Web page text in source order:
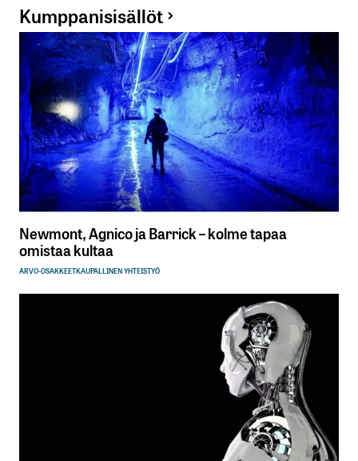
Kumppanisisällöt
Newmont, Agnico ja Barrick – kolme tapaa
omistaa kultaa
ARVO-OSAKKEETKAUPALLINEN YHTEISTYÖ